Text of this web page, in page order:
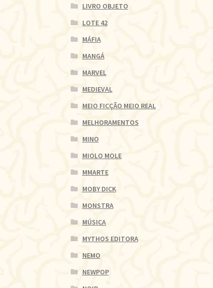
LIVRO OBJETO
LOTE 42
MÁFIA
MANGÁ
MARVEL
MEDIEVAL
MEIO FICÇÃO MEIO REAL
MELHORAMENTOS
MINO
MIOLO MOLE
MMARTE
MOBY DICK
MONSTRA
MÚSICA
MYTHOS EDITORA
NEMO
NEWPOP